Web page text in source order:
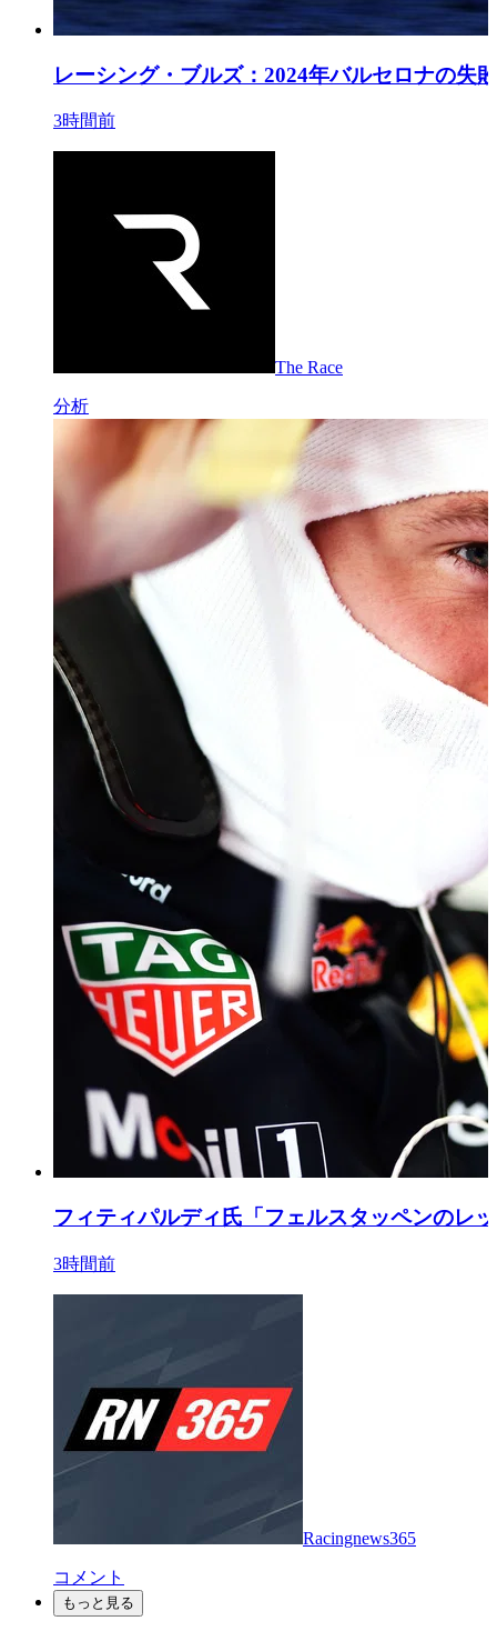
レーシング・ブルズ：2024年バルセロナの失
3時間前
The Race
分析
フィティパルディ氏「フェルスタッペンのレ
3時間前
Racingnews365
コメント
もっと見る